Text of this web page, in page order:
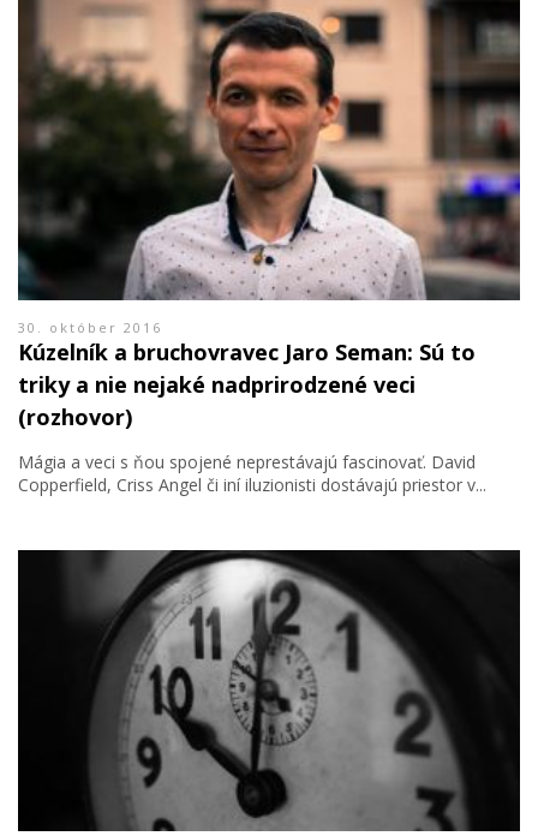
30. október 2016
Kúzelník a bruchovravec Jaro Seman: Sú to
triky a nie nejaké nadprirodzené veci
(rozhovor)
Mágia a veci s ňou spojené neprestávajú fascinovať. David
Copperfield, Criss Angel či iní iluzionisti dostávajú priestor v...